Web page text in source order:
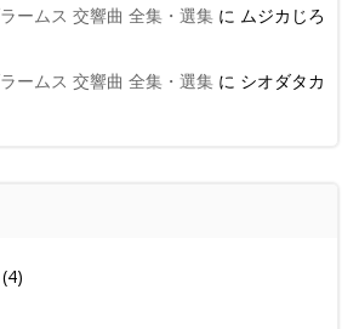
ームス 交響曲 全集・選集 に ムジカじろ
ームス 交響曲 全集・選集 に シオダタカ
(4)